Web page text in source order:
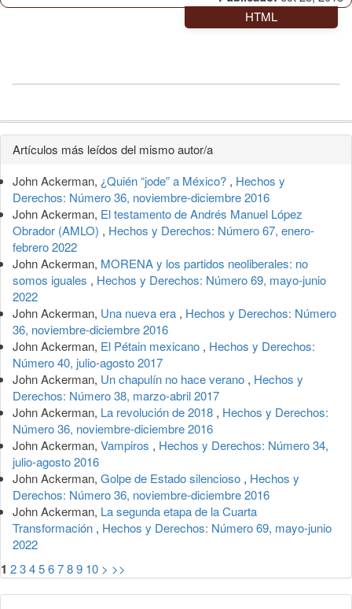
HTML
Detalles
del
artículo
Artículos más leídos del mismo autor/a
John Ackerman, ¿Quién “jode” a México? , Hechos y
Derechos: Número 36, noviembre-diciembre 2016
John Ackerman, El testamento de Andrés Manuel López
Obrador (AMLO) , Hechos y Derechos: Número 67, enero-
febrero 2022
John Ackerman, MORENA y los partidos neoliberales: no
somos iguales , Hechos y Derechos: Número 69, mayo-junio
2022
John Ackerman, Una nueva era , Hechos y Derechos: Número
36, noviembre-diciembre 2016
John Ackerman, El Pétain mexicano , Hechos y Derechos:
Número 40, julio-agosto 2017
John Ackerman, Un chapulín no hace verano , Hechos y
Derechos: Número 38, marzo-abril 2017
John Ackerman, La revolución de 2018 , Hechos y Derechos:
Número 36, noviembre-diciembre 2016
John Ackerman, Vampiros , Hechos y Derechos: Número 34,
julio-agosto 2016
John Ackerman, Golpe de Estado silencioso , Hechos y
Derechos: Número 36, noviembre-diciembre 2016
John Ackerman, La segunda etapa de la Cuarta
Transformación , Hechos y Derechos: Número 69, mayo-junio
2022
1 23456789 10 > >>